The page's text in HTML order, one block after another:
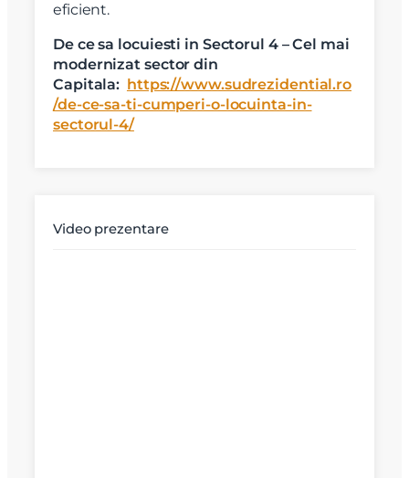
eficient.
De ce sa locuiesti in Sectorul 4 – Cel mai
modernizat sector din
Capitala: https://www.sudrezidential.ro
/de-ce-sa-ti-cumperi-o-locuinta-in-
sectorul-4/
Video prezentare